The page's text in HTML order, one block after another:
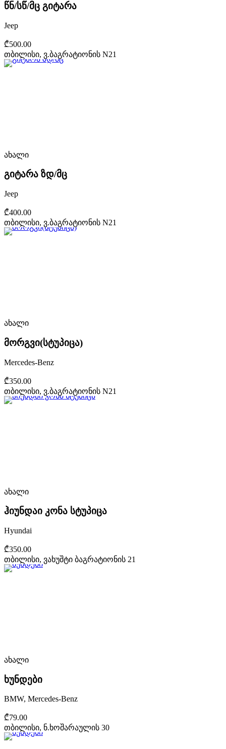
წნ/სწ/მც გიტარა
Jeep
₾500.00
თბილისი, ვ.ბაგრატიონის N21
ახალი
გიტარა ზდ/მც
Jeep
₾400.00
თბილისი, ვ.ბაგრატიონის N21
ახალი
მორგვი(სტუპიცა)
Mercedes-Benz
₾350.00
თბილისი, ვ.ბაგრატიონის N21
ახალი
ჰიუნდაი კონა სტუპიცა
Hyundai
₾350.00
თბილისი, ვახუშტი ბაგრატიონის 21
ახალი
ხუნდები
BMW, Mercedes-Benz
₾79.00
თბილისი, ნ.ხოშარაულის 30